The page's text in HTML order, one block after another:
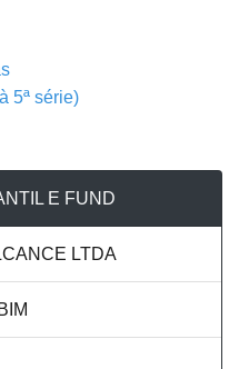
5ª série)
E FUND
LTDA